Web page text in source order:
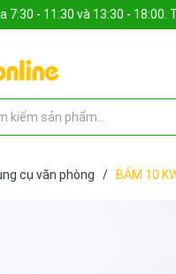
7:30 - 11:30 và 13:30 - 18:00.
cụ văn phòng / BẤM 10